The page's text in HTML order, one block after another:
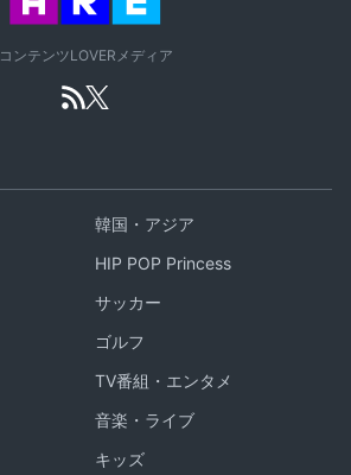
コンテンツLOVERメディア
韓国・アジア
HIP POP Princess
サッカー
ゴルフ
TV番組・エンタメ
音楽・ライブ
キッズ